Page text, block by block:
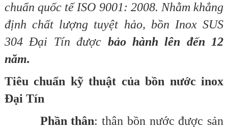
chuẩn quốc tế ISO 9001: 2008. Nhằm khẳng
định chất lượng tuyệt hảo, bồn Inox SUS
304 Đại Tín được bảo hành lên đến 12
năm.
Tiêu chuẩn kỹ thuật của bồn nước inox
Đại Tín
Phần thân: thân bồn nước được sản